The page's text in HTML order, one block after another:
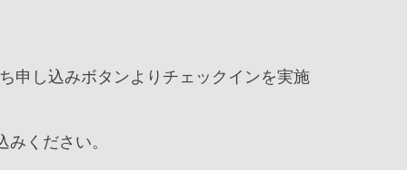
申し込みボタンよりチェックインを実施
みください。